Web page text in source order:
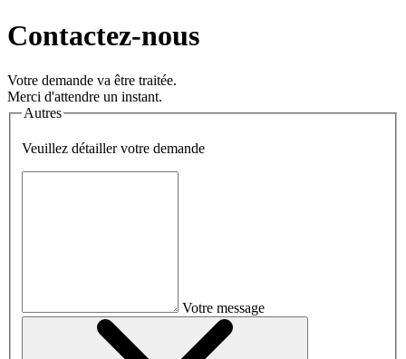
Contactez-nous
Votre demande va être traitée.
Merci d'attendre un instant.
Autres
Veuillez détailler votre demande
Votre message